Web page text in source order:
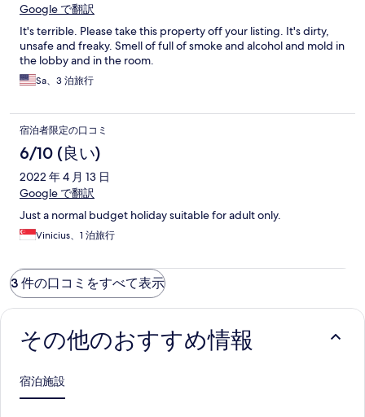
Google で翻訳
It's terrible. Please take this property off your listing. It's dirty,
unsafe and freaky. Smell of full of smoke and alcohol and mold in
the lobby and in the room.
Sa、3 泊旅行
宿泊者限定の口コミ
6/10 (良い)
2022 年 4 月 13 日
Google で翻訳
Just a normal budget holiday suitable for adult only.
Vinicius、1 泊旅行
3 件の口コミをすべて表示
その他のおすすめ情報
宿泊施設